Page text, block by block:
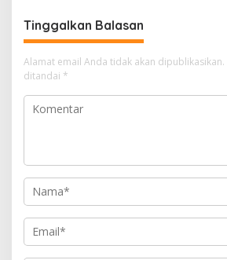
g
a
s
i
p
Tinggalkan Balasan
Alamat email Anda tidak akan dipublikasikan.
ditandai *